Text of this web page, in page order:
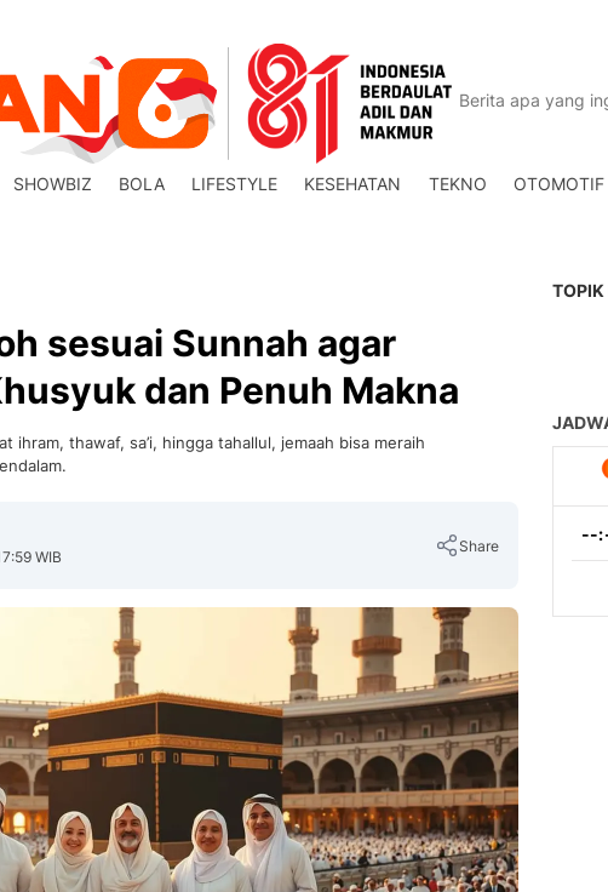
SHOWBIZ BOLA LIFESTYLE KESEHATAN TEKNO OTOMOTIF
sesuai Sunnah agar
dan Penuh Makna
ihram, thawaf, sa’i, hingga tahallul, jemaah bisa meraih
WIB
Share
Copy Link
TOPIK